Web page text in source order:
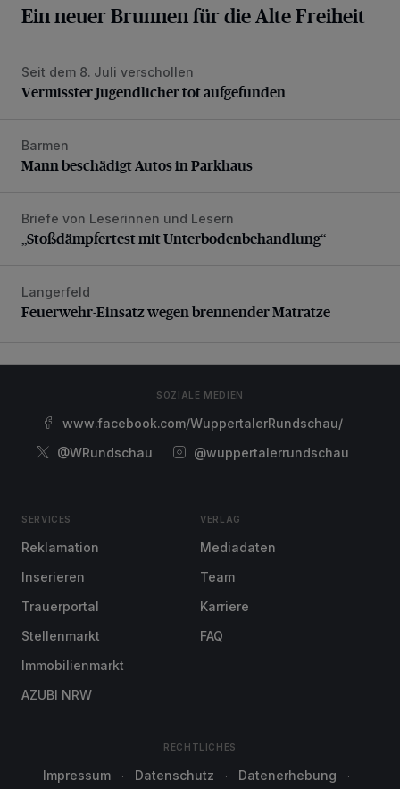
Ein neuer Brunnen für die Alte Freiheit
Vermisster Jugendlicher tot aufgefunden
Seit dem 8. Juli verschollen
Vermisster Jugendlicher tot aufgefunden
Mann beschädigt Autos in Parkhaus
Barmen
Mann beschädigt Autos in Parkhaus
„Stoßdämpfertest mit Unterbodenbehandlung“
Briefe von Leserinnen und Lesern
„Stoßdämpfertest mit Unterbodenbehandlung“
Feuerwehr-Einsatz wegen brennender Matratze
Langerfeld
Feuerwehr-Einsatz wegen brennender Matratze
SOZIALE MEDIEN
www.facebook.com/WuppertalerRundschau/
@WRundschau
@wuppertalerrundschau
SERVICES
Reklamation
Inserieren
Trauerportal
Stellenmarkt
Immobilienmarkt
AZUBI NRW
VERLAG
Mediadaten
Team
Karriere
FAQ
RECHTLICHES
Impressum Datenschutz Datenerhebung